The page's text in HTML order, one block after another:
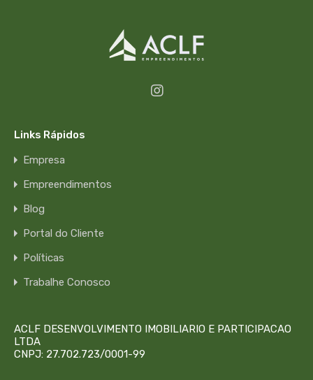
Links Rápidos
Empresa
Empreendimentos
Blog
Portal do Cliente
Políticas
Trabalhe Conosco
ACLF DESENVOLVIMENTO IMOBILIARIO E PARTICIPACAO
LTDA
CNPJ: 27.702.723/0001-99